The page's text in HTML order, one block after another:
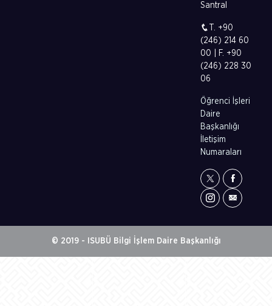
Santral
T. +90
(246) 214 60
00 | F. +90
(246) 228 30
06
Öğrenci İşleri
Daire
Başkanlığı
İletişim
Numaraları
© 2019 - ISUBÜ Bilgi İşlem Daire Başkanlığı